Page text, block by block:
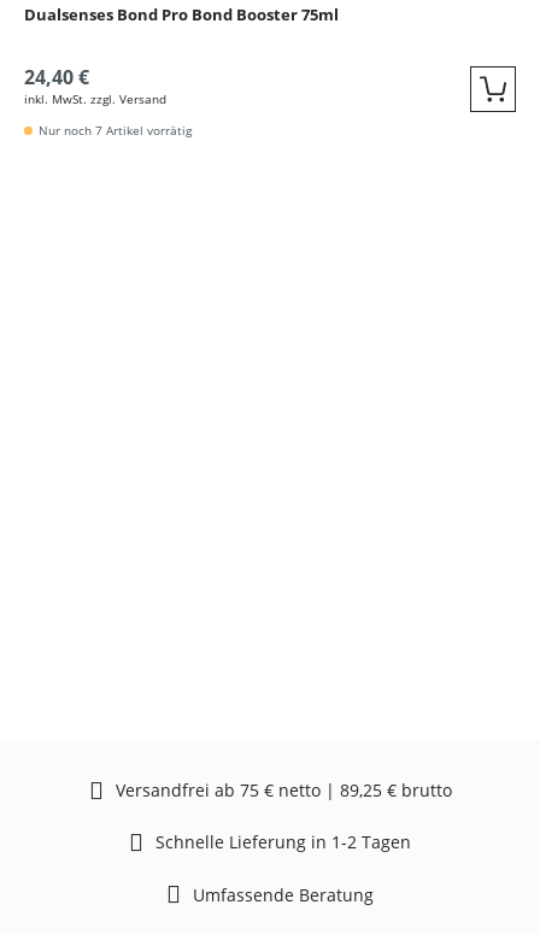
Dualsenses Bond Pro Bond Booster 75ml
24,40 €
inkl. MwSt. zzgl. Versand
Nur noch 7 Artikel vorrätig
Versandfrei ab 75 € netto | 89,25 € brutto
Schnelle Lieferung in 1-2 Tagen
Umfassende Beratung